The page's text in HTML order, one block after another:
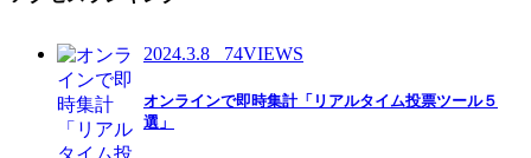
2024.3.8 74VIEWS
オンラインで即時集計「リアルタイム投票ツール５
選」